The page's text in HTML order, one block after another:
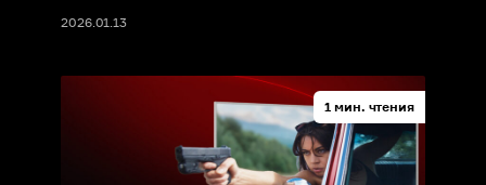
2026.01.13
1 мин. чтения